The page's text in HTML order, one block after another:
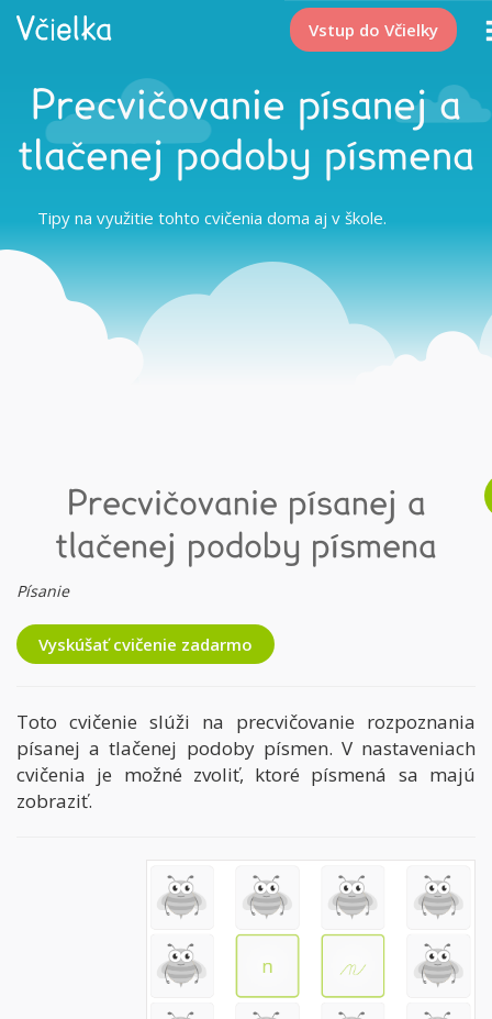
Vstup do Včielky
Precvičovanie písanej a
tlačenej podoby písmena
Tipy na využitie tohto cvičenia doma aj v škole.
Precvičovanie písanej a
tlačenej podoby písmena
Písanie
Vyskúšať cvičenie zadarmo
Toto cvičenie slúži na precvičovanie rozpoznania
písanej a tlačenej podoby písmen. V nastaveniach
cvičenia je možné zvoliť, ktoré písmená sa majú
zobraziť.